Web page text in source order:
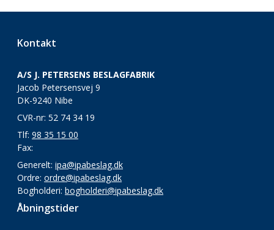
Kontakt
A/S J. PETERSENS BESLAGFABRIK
Jacob Petersensvej 9
DK-9240 Nibe
CVR-nr: 52 74 34 19
Tlf: 98 35 15 00
Fax:
Generelt: ipa@ipabeslag.dk
Ordre: ordre@ipabeslag.dk
Bogholderi: bogholderi@ipabeslag.dk
Åbningstider